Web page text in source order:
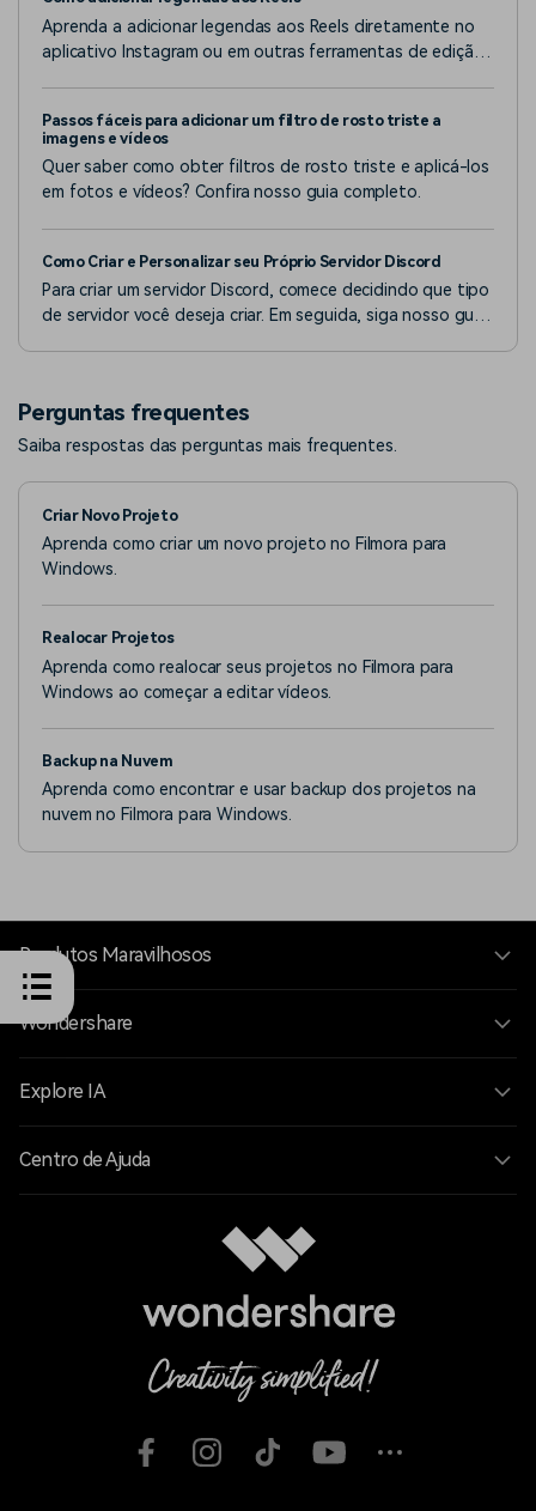
Aprenda a adicionar legendas aos Reels diretamente no
aplicativo Instagram ou em outras ferramentas de edição
Passos fáceis para adicionar um filtro de rosto triste a
imagens e vídeos
Quer saber como obter filtros de rosto triste e aplicá-los
em fotos e vídeos? Confira nosso guia completo.
Como Criar e Personalizar seu Próprio Servidor Discord
Para criar um servidor Discord, comece decidindo que tipo
de servidor você deseja criar. Em seguida, siga nosso guia
Perguntas frequentes
Saiba respostas das perguntas mais frequentes.
Criar Novo Projeto
Aprenda como criar um novo projeto no Filmora para
Windows.
Realocar Projetos
Aprenda como realocar seus projetos no Filmora para
Windows ao começar a editar vídeos.
Backup na Nuvem
Aprenda como encontrar e usar backup dos projetos na
nuvem no Filmora para Windows.
Produtos Maravilhosos
Wondershare
Explore IA
Centro de Ajuda